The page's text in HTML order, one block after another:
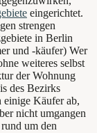
eingerichtet.
strengen
in Berlin
und -käufer) Wer
weiteres selbst
der Wohnung
des Bezirks
einige Käufer ab,
nicht umgangen
um den